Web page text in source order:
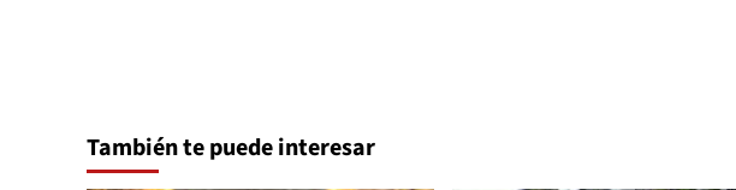
También te puede interesar